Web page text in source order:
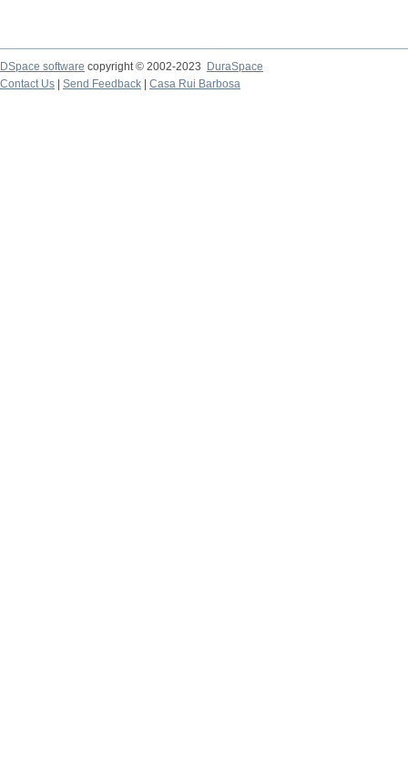
DSpace software copyright © 2002-2023
DuraSpace
Contact Us
Send Feedback Casa Rui Barbosa